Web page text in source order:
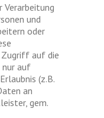
Verarbeitung
und
oder
auf die
auf
(z.B.
an
gem.